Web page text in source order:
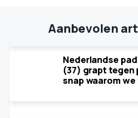
Aanbevolen
Nederlandse
(37) grapt tegen
snap waarom